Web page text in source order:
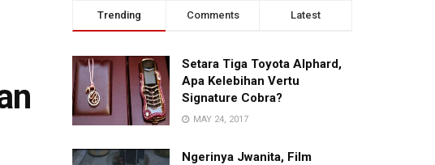
Trending Comments Latest
Setara Tiga Toyota Alphard,
Apa Kelebihan Vertu
Signature Cobra?
MAY 24, 2017
Ngerinya Jwanita, Film